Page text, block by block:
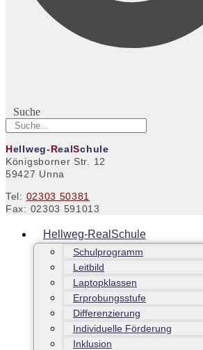
Suche
Hellweg-RealSchule
Königsborner Str. 12
59427 Unna
Tel: 02303 50381
Fax: 02303 591013
Hellweg-RealSchule
Schulprogramm
Leitbild
Laptopklassen
Erprobungsstufe
Differenzierung
Individuelle Förderung
Inklusion